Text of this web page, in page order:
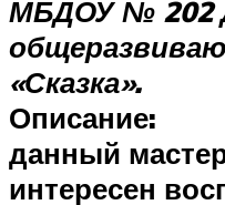
МБДОУ № 202
«Сказка».
Описание:
данный
интересен